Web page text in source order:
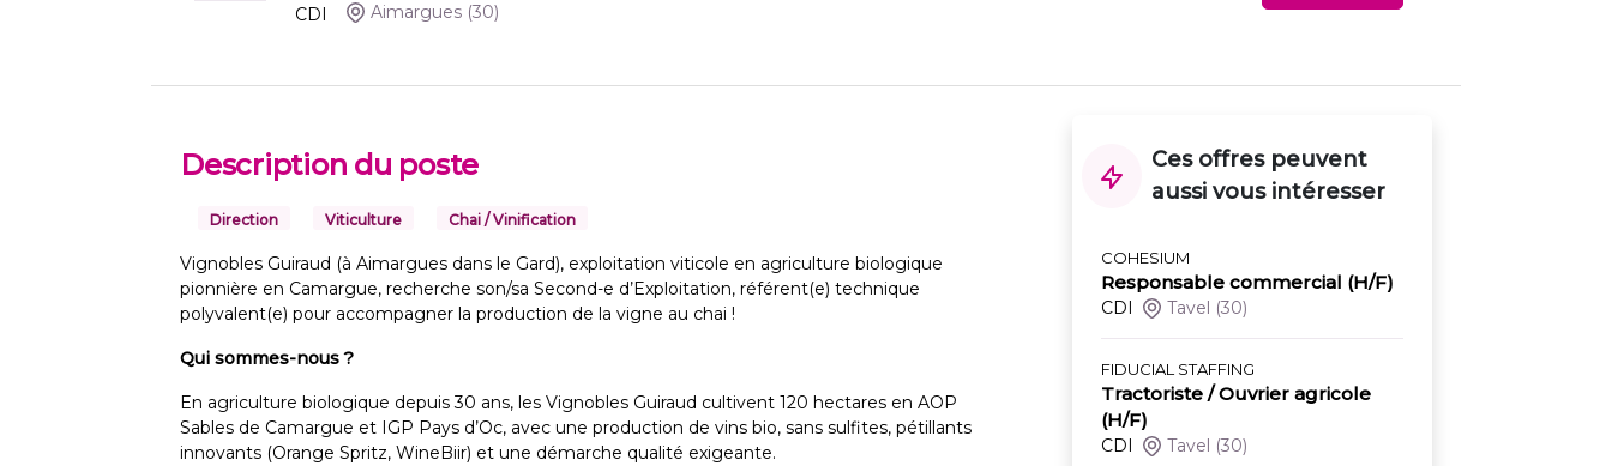
CDI Aimargues (30)
Description du poste
Direction Viticulture Chai / Vinification
Vignobles Guiraud (à Aimargues dans le Gard), exploitation viticole en agriculture biologique
pionnière en Camargue, recherche son/sa Second-e d’Exploitation, référent(e) technique
polyvalent(e) pour accompagner la production de la vigne au chai !
Qui sommes-nous ?
En agriculture biologique depuis 30 ans, les Vignobles Guiraud cultivent 120 hectares en AOP
Sables de Camargue et IGP Pays d’Oc, avec une production de vins bio, sans sulfites, pétillants
innovants (Orange Spritz, WineBiir) et une démarche qualité exigeante.
Ces offres peuvent
aussi vous intéresser
COHESIUM
Responsable commercial (H/F)
CDI Tavel (30)
FIDUCIAL STAFFING
Tractoriste / Ouvrier agricole
(H/F)
CDI Tavel (30)